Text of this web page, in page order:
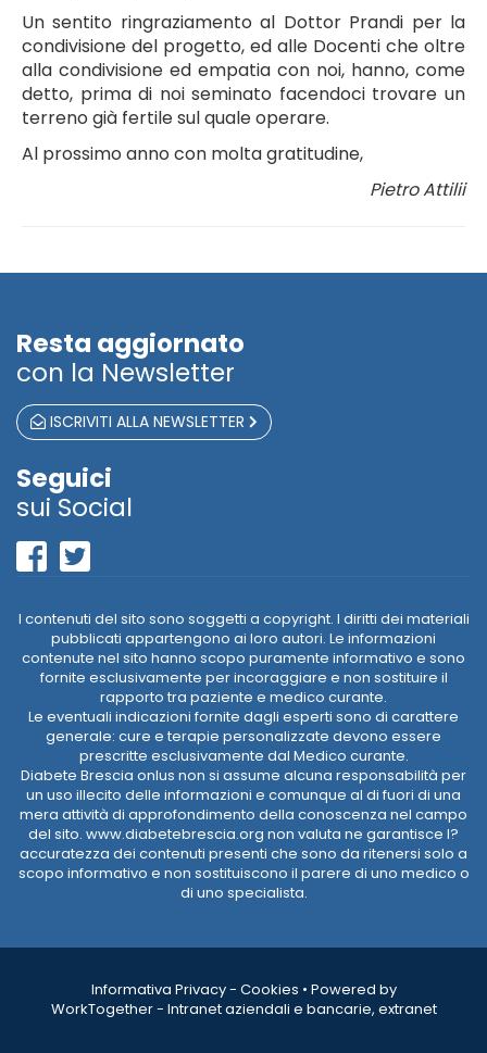
Un sentito ringraziamento al Dottor Prandi per la
condivisione del progetto, ed alle Docenti che oltre
alla condivisione ed empatia con noi, hanno, come
detto, prima di noi seminato facendoci trovare un
terreno già fertile sul quale operare.
Al prossimo anno con molta gratitudine,
Pietro Attilii
Resta aggiornato
con la Newsletter
ISCRIVITI ALLA NEWSLETTER
Seguici
sui Social
I contenuti del sito sono soggetti a copyright. I diritti dei materiali
pubblicati appartengono ai loro autori. Le informazioni
contenute nel sito hanno scopo puramente informativo e sono
fornite esclusivamente per incoraggiare e non sostituire il
rapporto tra paziente e medico curante.
Le eventuali indicazioni fornite dagli esperti sono di carattere
generale: cure e terapie personalizzate devono essere
prescritte esclusivamente dal Medico curante.
Diabete Brescia onlus non si assume alcuna responsabilità per
un uso illecito delle informazioni e comunque al di fuori di una
mera attività di approfondimento della conoscenza nel campo
del sito. www.diabetebrescia.org non valuta ne garantisce l?
accuratezza dei contenuti presenti che sono da ritenersi solo a
scopo informativo e non sostituiscono il parere di uno medico o
di uno specialista.
Informativa Privacy- Cookies • Powered by
WorkTogether - Intranet aziendali e bancarie, extranet